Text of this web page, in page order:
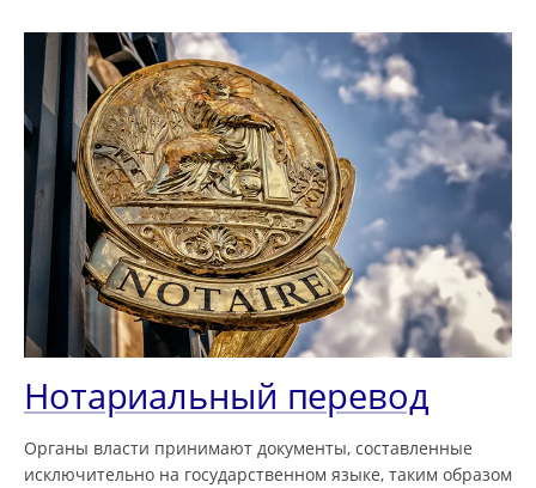
Нотариальный перевод
Органы власти принимают документы, составленные
исключительно на государственном языке, таким образом